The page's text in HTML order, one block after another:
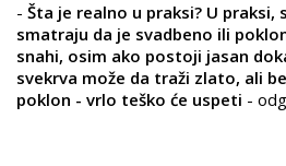
- Šta je realno u praksi? U praksi,
smatraju da je svadbeno ili
snahi, osim ako postoji jasan
svekrva može da traži zlato, ali
poklon - vrlo teško će uspeti -